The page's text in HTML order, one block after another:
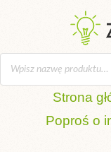
Strona
Poproś o